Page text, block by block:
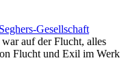
Gesellschaft
auf der Flucht, alles
Flucht und Exil im Werk